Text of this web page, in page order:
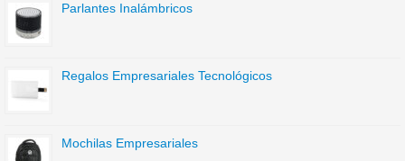
Parlantes Inalámbricos
Regalos Empresariales Tecnológicos
Mochilas Empresariales